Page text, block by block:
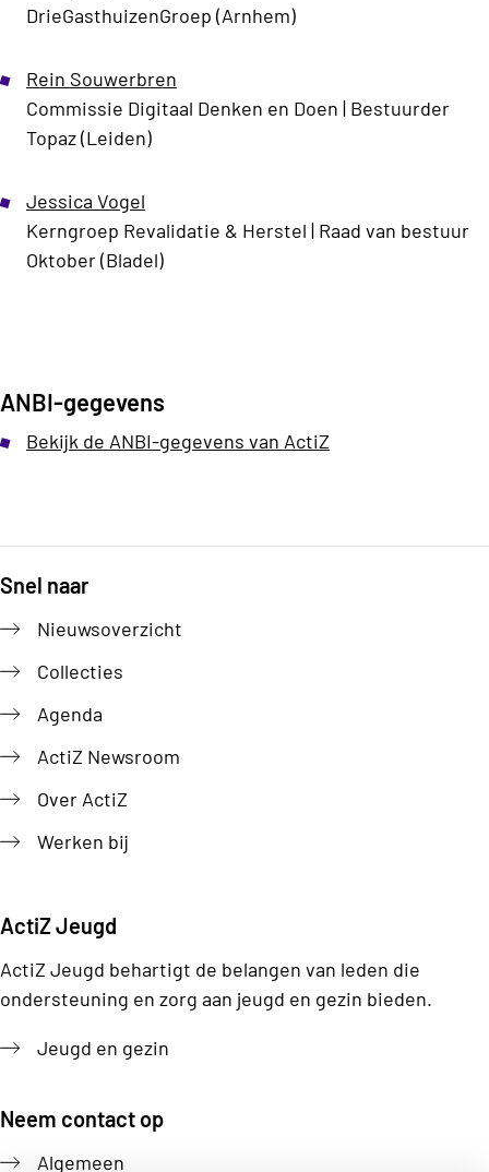
DrieGasthuizenGroep (Arnhem)
Rein Souwerbren
Commissie Digitaal Denken en Doen | Bestuurder
Topaz (Leiden)
Jessica Vogel
Kerngroep Revalidatie & Herstel | Raad van bestuur
Oktober (Bladel)
ANBI-gegevens
Bekijk de ANBI-gegevens van ActiZ
Snel naar
Nieuwsoverzicht
Collecties
Agenda
ActiZ Newsroom
Over ActiZ
Werken bij
ActiZ Jeugd
ActiZ Jeugd behartigt de belangen van leden die
ondersteuning en zorg aan jeugd en gezin bieden.
Jeugd en gezin
Neem contact op
Algemeen